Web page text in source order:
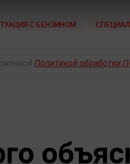
С БЕНЗИНОМ
Политикой обработки